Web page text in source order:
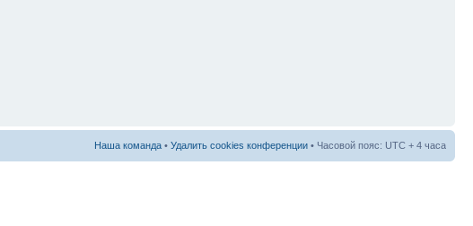
Наша команда • Удалить cookies конференции • Часовой пояс: UTC + 4 часа